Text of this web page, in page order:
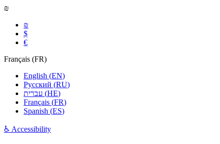
₪
₪
$
€
Français (FR)
English (EN)
Русский (RU)
(HE)
Français (FR)
Spanish (ES)
♿ Accessibility